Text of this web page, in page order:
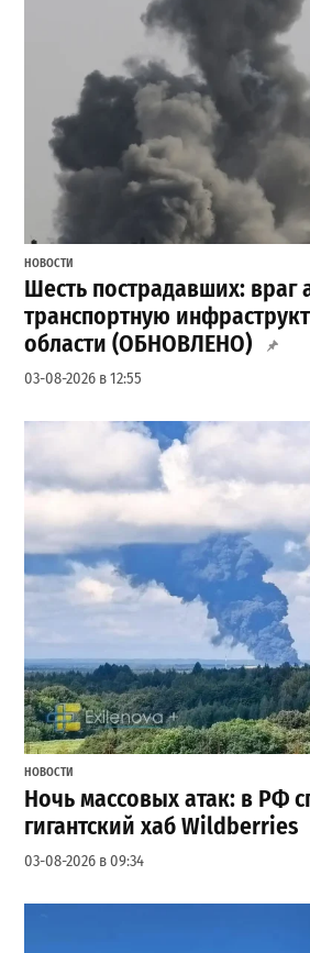
НОВОСТИ
Шесть пострадавших: враг
транспортную
области (ОБНОВЛЕНО)
03-08-2026 в 12:55
НОВОСТИ
Ночь массовых атак: в РФ
гигантский хаб Wildberries
03-08-2026 в 09:34